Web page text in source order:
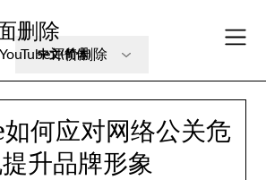
删除
评价删除
何应对网络公关危
升品牌形象